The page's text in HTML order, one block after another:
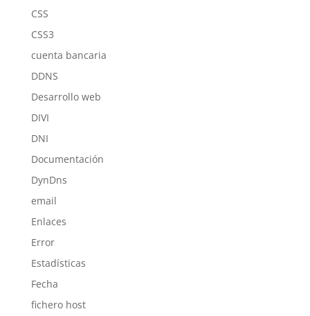
CSS
CSS3
cuenta bancaria
DDNS
Desarrollo web
DIVI
DNI
Documentación
DynDns
email
Enlaces
Error
Estadísticas
Fecha
fichero host